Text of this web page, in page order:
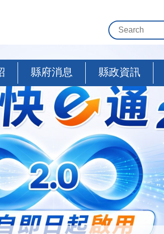
縣府消息 縣政資訊